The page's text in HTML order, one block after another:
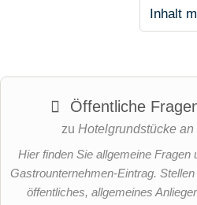
Inhalt
Öffentliche
zu Hotelgrundstücke
Hier finden Sie allgemeine Fragen
Gastrounternehmen-Eintrag.
öffentliches, allgemeines